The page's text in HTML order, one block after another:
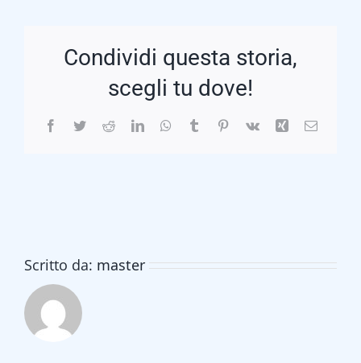
Condividi questa storia,
scegli tu dove!
Facebook
TwitterRedditLinkedInWhatsApp
TumblrPinterest
Vk XingEmail
Scritto da: master